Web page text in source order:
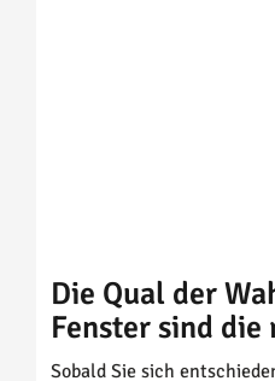
Die Qual der
Fenster sind
Sobald Sie sich